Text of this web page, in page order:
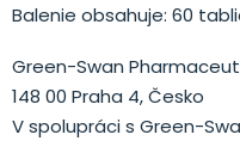
Balenie obsahuje: 60
Green-Swan
148 00 Praha 4, Česko
V spolupráci s Green-